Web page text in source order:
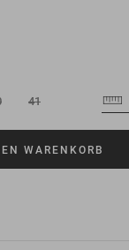
41
WARENKORB